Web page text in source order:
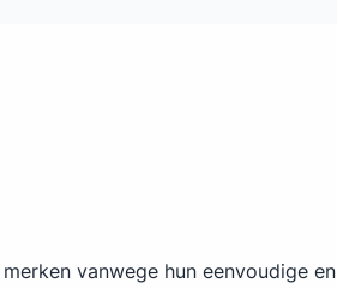
vanwege hun eenvoudige en